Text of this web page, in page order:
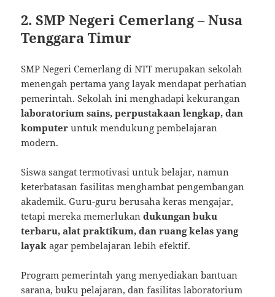
2. SMP Negeri Cemerlang – Nusa
Tenggara Timur
SMP Negeri Cemerlang di NTT merupakan sekolah
menengah pertama yang layak mendapat perhatian
pemerintah. Sekolah ini menghadapi kekurangan
laboratorium sains, perpustakaan lengkap, dan
komputer untuk mendukung pembelajaran
modern.
Siswa sangat termotivasi untuk belajar, namun
keterbatasan fasilitas menghambat pengembangan
akademik. Guru-guru berusaha keras mengajar,
tetapi mereka memerlukandukungan buku
terbaru, alat praktikum, dan ruang kelas yang
layak agar pembelajaran lebih efektif.
Program pemerintah yang menyediakan bantuan
sarana, buku pelajaran, dan fasilitas laboratorium